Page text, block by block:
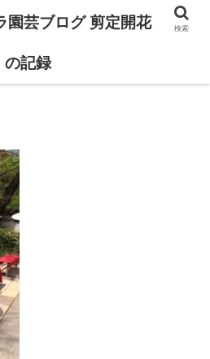
芸ブログ 剪定開花
の記録
検索